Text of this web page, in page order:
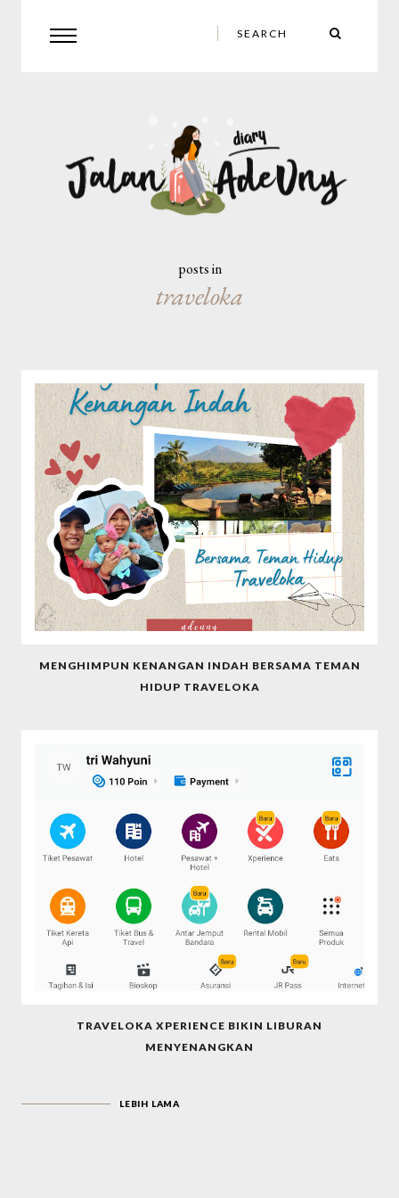
posts in
traveloka
MENGHIMPUN KENANGAN INDAH BERSAMA TEMAN
HIDUP TRAVELOKA
TRAVELOKA XPERIENCE BIKIN LIBURAN
MENYENANGKAN
LEBIH LAMA